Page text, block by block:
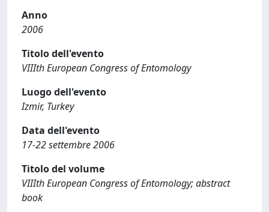
Anno
2006
Titolo dell'evento
VIIIth European Congress of Entomology
Luogo dell'evento
Izmir, Turkey
Data dell'evento
17-22 settembre 2006
Titolo del volume
VIIIth European Congress of Entomology; abstract
book